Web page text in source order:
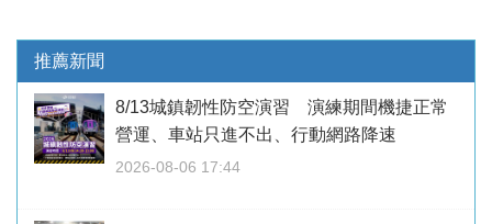
推薦新聞
8/13城鎮韌性防空演習 演練期間機捷正常
營運、車站只進不出、行動網路降速
2026-08-06 17:44